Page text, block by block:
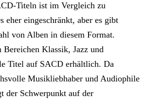
Titeln ist im Vergleich zu
eher eingeschränkt, aber es gibt
von Alben in diesem Format.
Bereichen Klassik, Jazz und
Titel auf SACD erhältlich. Da
Musikliebhaber und Audiophile
der Schwerpunkt auf der